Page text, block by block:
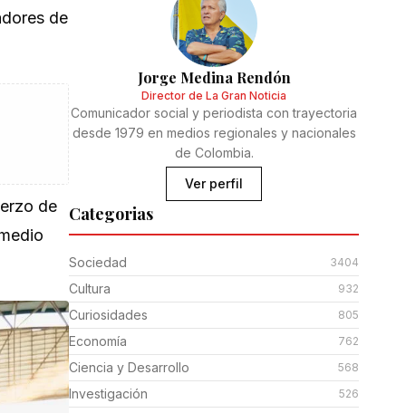
de
de
Jorge Medina Rendón
Director de La Gran Noticia
Comunicador social y periodista con trayectoria
desde 1979 en medios regionales y nacionales
de Colombia.
Ver perfil
Categorias
Sociedad 3404
Cultura 932
Curiosidades 805
Economía 762
Ciencia y Desarrollo 568
Investigación 526